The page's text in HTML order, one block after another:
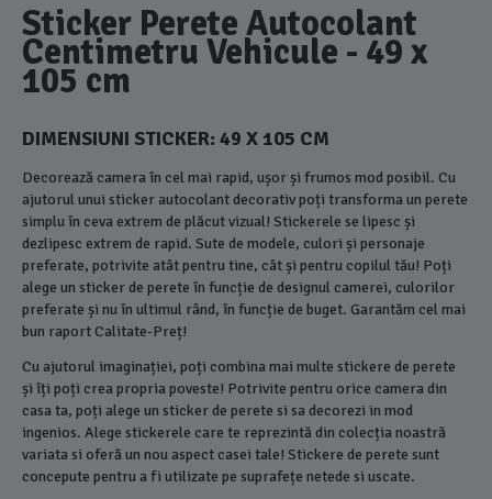
Sticker Perete Autocolant
Centimetru Vehicule - 49 x
105 cm
DIMENSIUNI STICKER: 49 X 105 CM
Decorează camera în cel mai rapid, ușor și frumos mod posibil. Cu
ajutorul unui sticker autocolant decorativ poți transforma un perete
simplu în ceva extrem de plăcut vizual! Stickerele se lipesc și
dezlipesc extrem de rapid. Sute de modele, culori și personaje
preferate, potrivite atât pentru tine, cât și pentru copilul tău! Poți
alege un sticker de perete în funcție de designul camerei, culorilor
preferate și nu în ultimul rând, în funcție de buget. Garantăm cel mai
bun raport Calitate-Preț!
Cu ajutorul imaginației, poți combina mai multe stickere de perete
și îți poți crea propria poveste! Potrivite pentru orice camera din
casa ta, poți alege un sticker de perete si sa decorezi in mod
ingenios. Alege stickerele care te reprezintă din colecția noastră
variata si oferă un nou aspect casei tale! Stickere de perete sunt
concepute pentru a fi utilizate pe suprafețe netede si uscate.